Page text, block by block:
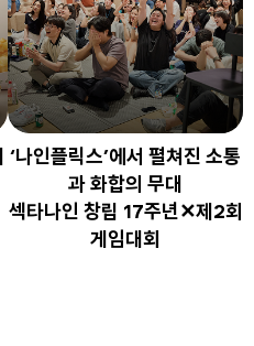
‘나인플릭스’에서 펼쳐진 소통
과 화합의 무대
섹타나인 창립 17주년✕제2회
게임대회